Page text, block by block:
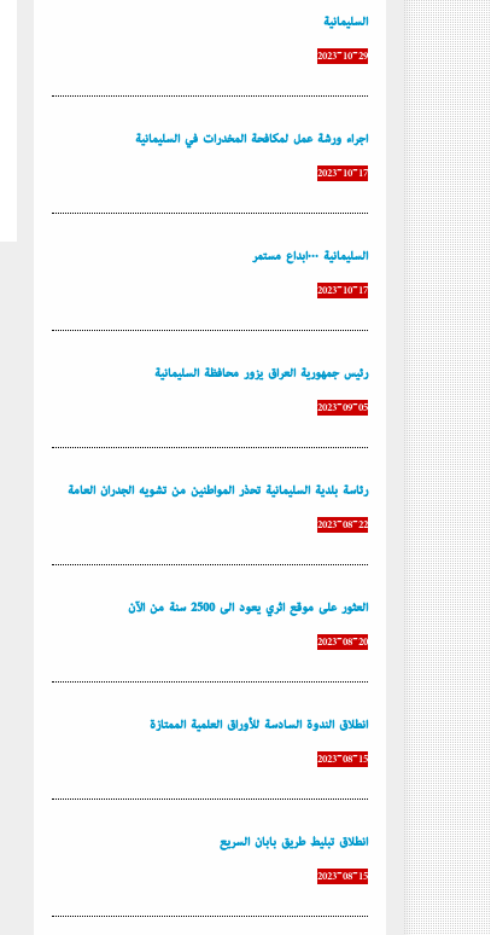
السليمانية
2023-10-29
إجراء ورشة عمل لمكافحة المخدرات في السليمانية
2023-10-17
السليمانية ...إبداع مستمر
2023-10-17
رئيس جمهورية العراق يزور محافظة السليمانية
2023-09-05
رئاسة بلدية السليمانية تحذر المواطنين من تشويه الجدران العامة
2023-08-22
العثور على موقع أثري يعود إلى 2500 سنة من الآن
2023-08-20
إنطلاق الندوة السادسة للأوراق العلمية الممتازة
2023-08-15
إنطلاق تبليط طريق بابان السريع
2023-08-15